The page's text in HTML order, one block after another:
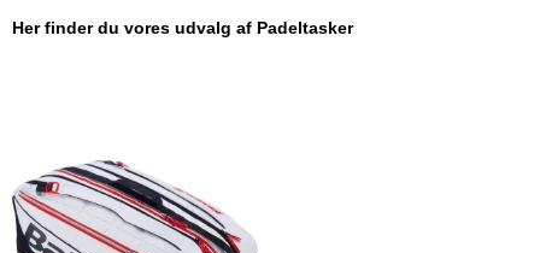
Her finder du vores udvalg af Padeltasker